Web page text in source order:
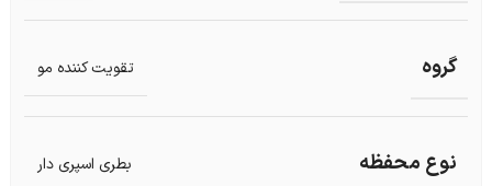
گروه تقویت کننده مو
نوع محفظه بطری اسپری دار